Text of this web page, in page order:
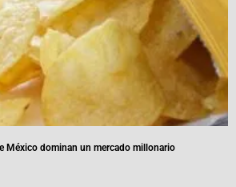
México dominan un mercado millonario